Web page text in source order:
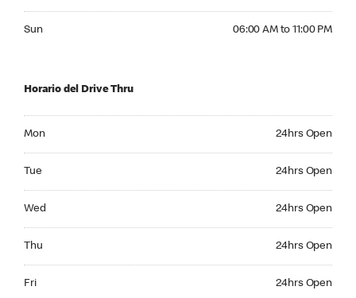
Sun 06:00 AM to 11:00 PM
Horario del Drive Thru
Mon 24hrs Open
Tue 24hrs Open
Wed 24hrs Open
Thu 24hrs Open
Fri 24hrs Open